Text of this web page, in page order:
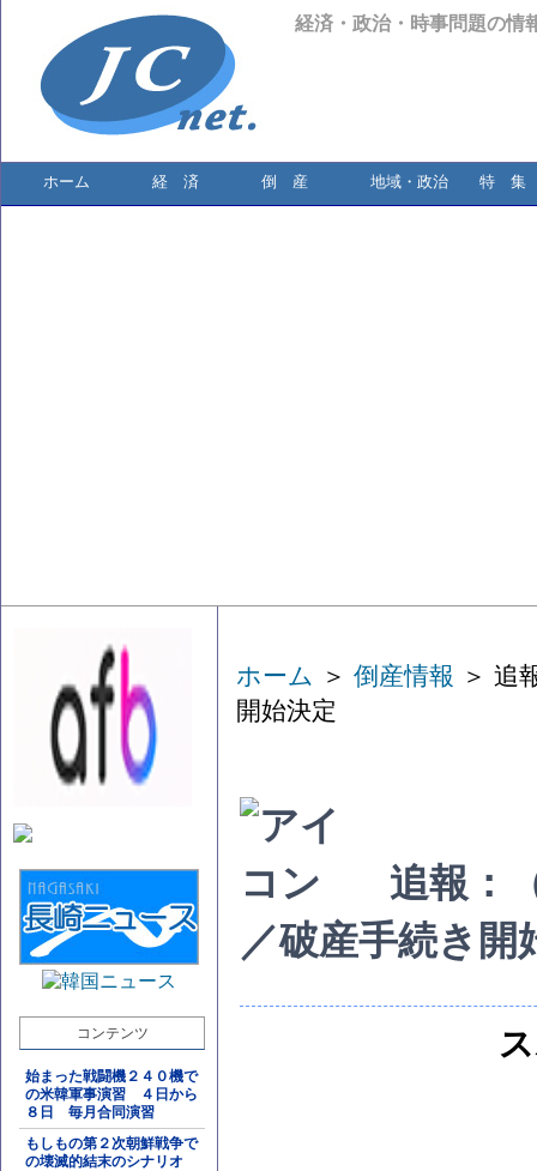
経済・政治・時事問題の情
ホーム 経 済 倒 産 地域・政治 特 集
コンテンツ
始まった戦闘機２４０機で
の米韓軍事演習 ４日から
８日 毎月合同演習
もしもの第２次朝鮮戦争で
の壊滅的結末のシナリオ
ホーム ＞ 倒産情報 ＞ 追
開始決定
追報：
／破産手続き開